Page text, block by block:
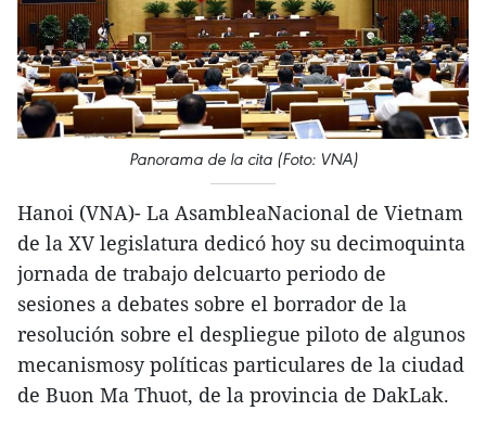
Panorama de la cita (Foto: VNA)
Hanoi (VNA)- La AsambleaNacional de Vietnam
de la XV legislatura dedicó hoy su decimoquinta
jornada de trabajo delcuarto periodo de
sesiones a debates sobre el borrador de la
resolución sobre el despliegue piloto de algunos
mecanismosy políticas particulares de la ciudad
de Buon Ma Thuot, de la provincia de DakLak.